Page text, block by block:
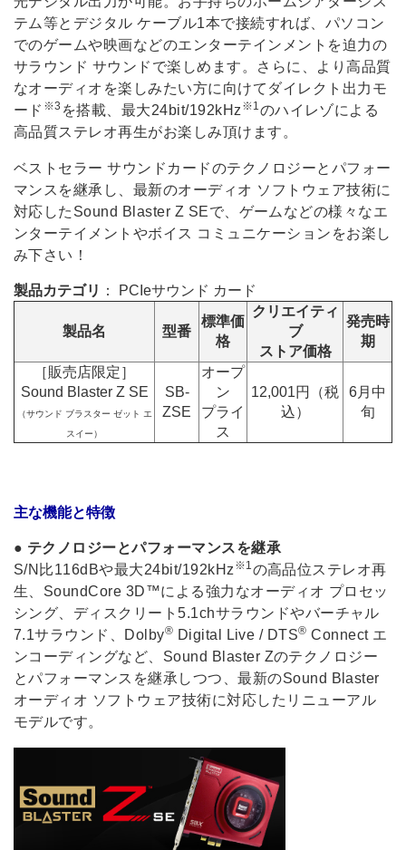
テム等とデジタル ケーブル1本で接続すれば、パソコン
でのゲームや映画などのエンターテインメントを迫力の
サラウンド サウンドで楽しめます。さらに、より高品質
なオーディオを楽しみたい方に向けてダイレクト出力モ
ード ※3 を搭載、最大24bit/192kHz※1のハイレゾによる
高品質ステレオ再生がお楽しみ頂けます。
ベストセラー サウンドカードのテクノロジーとパフォー
マンスを継承し、最新のオーディオ ソフトウェア技術に
対応したSound Blaster Z SEで、ゲームなどの様々なエ
ンターテイメントやボイス コミュニケーションをお楽し
み下さい！
製品カテゴリ ： PCIeサウンド カード
製品名 型番
標準価
格
クリエイティ
ブ
ストア価格
発売時
期
［販売店限定］
Sound Blaster Z SE
（サウンド ブラスター ゼット エ
スイー）
SB-
ZSE
オープ
ン
プライ
ス
12,001円（税
込）
6月中
旬
主な機能と特徴
● テクノロジーとパフォーマンスを継承
S/N比116dBや最大24bit/192kHz※1の高品位ステレオ再
生、SoundCore 3D™による強力なオーディオ プロセッ
シング、ディスクリート5.1chサラウンドやバーチャル
7.1サラウンド、Dolby® Digital Live / DTS® Connect エ
ンコーディングなど、Sound Blaster Zのテクノロジー
とパフォーマンスを継承しつつ、最新のSound Blaster
オーディオ ソフトウェア技術に対応したリニューアル
モデルです。